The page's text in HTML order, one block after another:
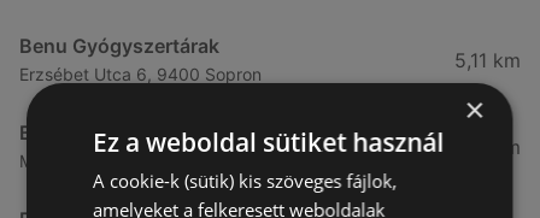
Benu Gyógyszertárak
Erzsébet Utca 6, 9400 Sopron
5,11 km
Benu Gyógyszertárak
Mátyás Király Utca 23, 9400 Sopron
5,24 km
×
Ez a weboldal sütiket használ
A cookie-k (sütik) kis szöveges fájlok,
amelyeket a felkeresett weboldalak